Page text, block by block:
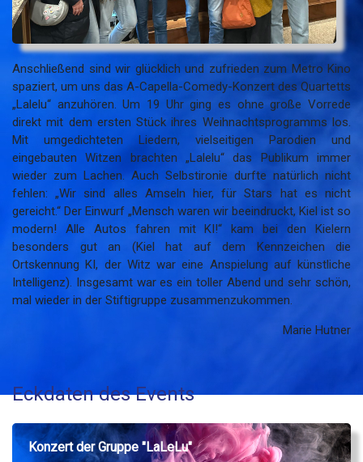
A.mira
Anschließend sind wir glücklich und zufrieden zum Metro Kino
spaziert, um uns das A-Capella-Comedy-Konzert des Quartetts
„Lalelu“ anzuhören. Um 19 Uhr ging es ohne große Vorrede
direkt mit dem ersten Stück ihres Weihnachtsprogramms los.
Mit umgedichteten Liedern, vielseitigen Parodien und
eingebauten Witzen brachten „Lalelu“ das Publikum immer
wieder zum Lachen. Auch Selbstironie durfte natürlich nicht
fehlen: „Wir sind alles Amseln hier, für Stars hat es nicht
gereicht.“ Der Einwurf „Mensch waren wir beeindruckt, Kiel ist so
modern! Alle Autos fahren mit KI!“ kam bei den Kielern
besonders gut an (Kiel hat auf dem Kennzeichen die
Ortskennung KI, der Witz war eine Anspielung auf künstliche
Intelligenz). Insgesamt war es ein toller Abend und sehr schön,
mal wieder in der Stiftigruppe zusammenzukommen.
Marie Hutner
Eckdaten des Events
Konzert der Gruppe "LaLeLu"